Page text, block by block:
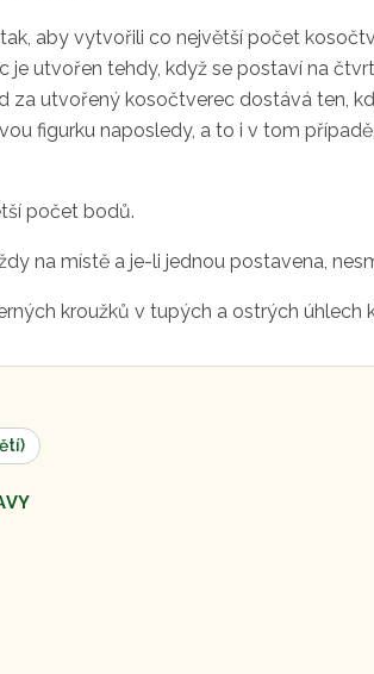
aby vytvořili co největší počet
je utvořen tehdy, když se postaví na
za utvořený kosočtverec dostává ten,
figurku naposledy, a to i v tom
počet bodů.
na místě a je-li jednou postavena,
kroužků v tupých a ostrých úhlech